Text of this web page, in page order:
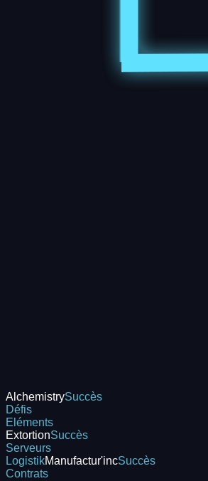
AlchemistrySuccès
Défis
Eléments
ExtortionSuccès
Serveurs
LogistikManufactur'incSuccès
Contrats